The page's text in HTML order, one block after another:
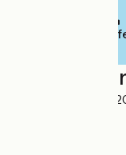
3516 Chef Lieu